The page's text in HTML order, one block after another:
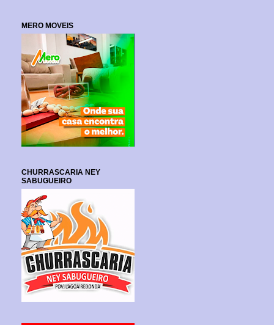
MERO MOVEIS
CHURRASCARIA NEY
SABUGUEIRO